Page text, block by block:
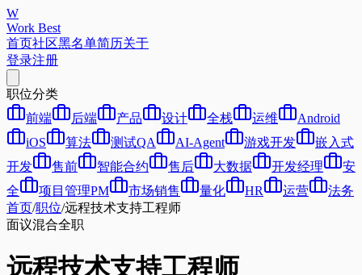
W
Work Best
首页社区黑名单简历关于
登录注册
职位分类
前端
后端 产品 设计 全栈 运维
Android
iOS
算法 测试QA AI-Agent 游戏开发
嵌入式
开发
售前 智能合约 售后 大数据 开发经理
安
全
项目管理PM 市场销售 量化 HR 运营
法务
首页/职位/远程技术支持工程师
面议混合全职
远程技术支持工程师